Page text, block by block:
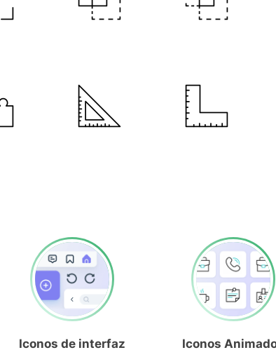
Iconos de interfaz Iconos